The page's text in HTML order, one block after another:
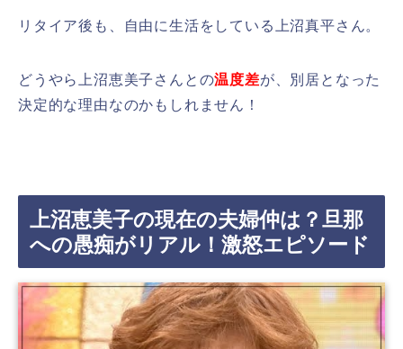
リタイア後も、自由に生活をしている上沼真平さん。
どうやら上沼恵美子さんとの温度差が、別居となった
決定的な理由なのかもしれません！
上沼恵美子の現在の夫婦仲は？旦那
への愚痴がリアル！激怒エピソード